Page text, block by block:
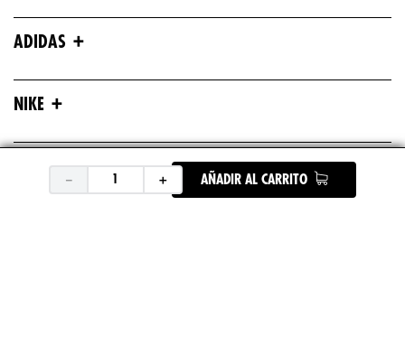
＋
－ AÑADIR AL CARRITO
ADIDAS +
NIKE +
ASICS +